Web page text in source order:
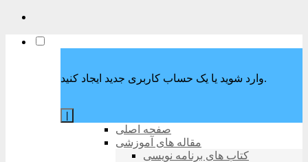
وارد شوید یا یک حساب کاربری جدید ایجاد کنید.
صفحه اصلی
مقاله های آموزشی
کتاب های برنامه نویسی